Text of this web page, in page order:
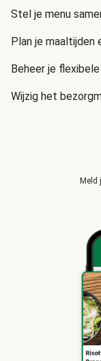
Stel je menu
Plan je maaltijden
Beheer je
Wijzig het
Meld